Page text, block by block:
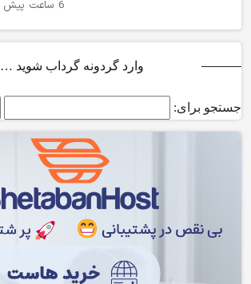
6 ساعت پیش
وارد گردونه گرداب شوید …
جستجو برای: